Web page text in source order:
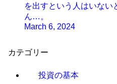
を出すという人はいない
ん…。
March 6, 2024
カテゴリー
投資の基本